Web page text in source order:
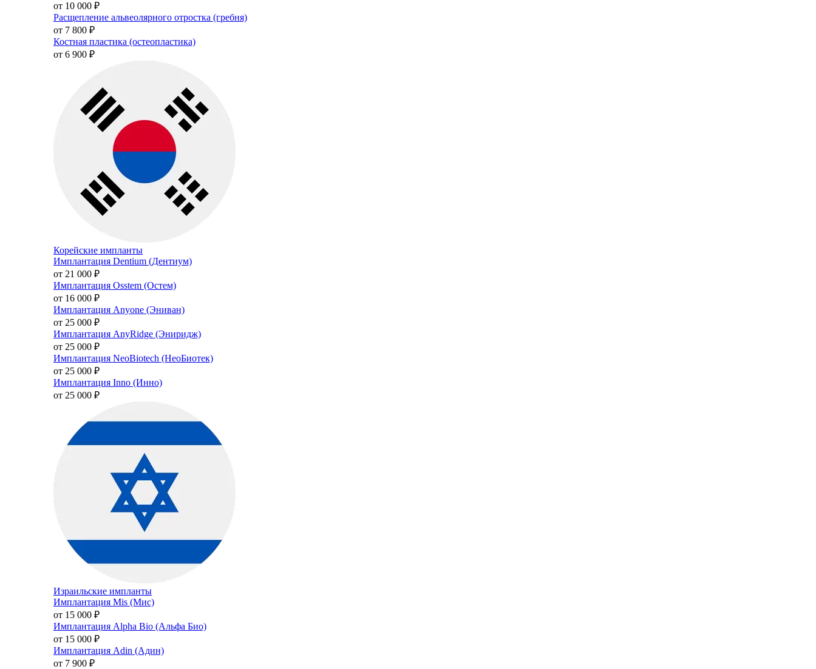
от 10 000 ₽
Расщепление альвеолярного отростка (гребня)
от 7 800 ₽
Костная пластика (остеопластика)
от 6 900 ₽
Корейские импланты
Имплантация Dentium (Дентиум)
от 21 000 ₽
Имплантация Osstem (Остем)
от 16 000 ₽
Имплантация Anyone (Эниван)
от 25 000 ₽
Имплантация AnyRidge (Эниридж)
от 25 000 ₽
Имплантация NeoBiotech (НеоБиотек)
от 25 000 ₽
Имплантация Inno (Инно)
от 25 000 ₽
Израильские импланты
Имплантация Mis (Мис)
от 15 000 ₽
Имплантация Alpha Bio (Альфа Био)
от 15 000 ₽
Имплантация Adin (Адин)
от 7 900 ₽